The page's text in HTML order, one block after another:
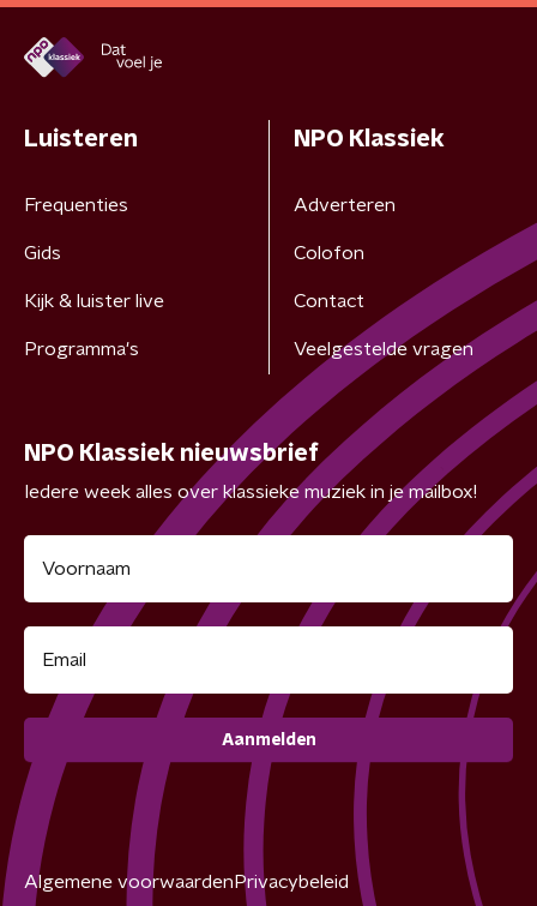
Luisteren
Frequenties
Gids
Kijk & luister live
Programma's
NPO Klassiek
Adverteren
Colofon
Contact
Veelgestelde vragen
NPO Klassiek nieuwsbrief
Iedere week alles over klassieke muziek in je mailbox!
Aanmelden
Algemene voorwaarden Privacybeleid